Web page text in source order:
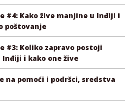
#4: Kako žive manjine u Inđiji i
poštovanje
#3: Koliko zapravo postoji
i kako one žive
na pomoći i podršci, sredstva